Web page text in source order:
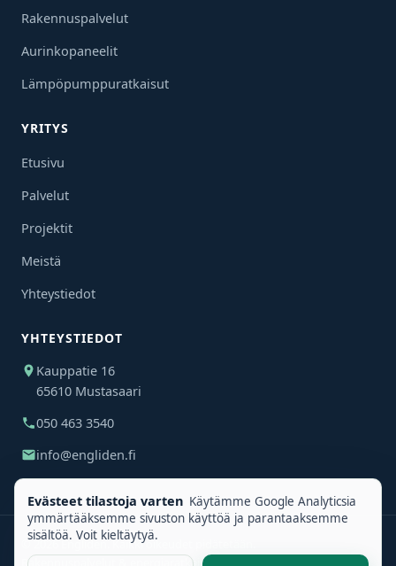
Rakennuspalvelut
Aurinkopaneelit
Lämpöpumppuratkaisut
YRITYS
Etusivu
Palvelut
Projektit
Meistä
Yhteystiedot
YHTEYSTIEDOT
Kauppatie 16
65610 Mustasaari
050 463 3540
info@engliden.fi
©2026Engliden. Kaikki oikeudet pidätetään.
Rakennuspalvelut & energiaratkaisut Vaasan seudulla
Evästeet tilastoja varten Käytämme Google Analyticsia
ymmärtääksemme sivuston käyttöä ja parantaaksemme
sisältöä. Voit kieltäytyä.